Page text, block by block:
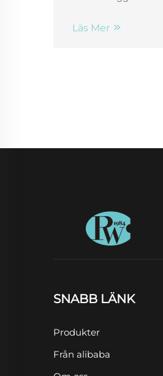
längre samtidigt
Läs Mer
SNABB LÄNK
Produkter
Från alibaba